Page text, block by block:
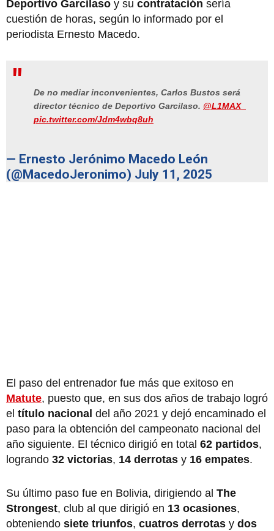
Deportivo Garcilaso y su contratación sería
cuestión de horas, según lo informado por el
periodista Ernesto Macedo.
De no mediar inconvenientes, Carlos Bustos será
director técnico de Deportivo Garcilaso. @L1MAX_
pic.twitter.com/Jdm4wbq8uh
— Ernesto Jerónimo Macedo León
(@MacedoJeronimo) July 11, 2025
El paso del entrenador fue más que exitoso en
Matute, puesto que, en sus dos años de trabajo logró
el título nacional del año 2021 y dejó encaminado el
paso para la obtención del campeonato nacional del
año siguiente. El técnico dirigió en total 62 partidos,
logrando 32 victorias, 14 derrotas y 16 empates.
Su último paso fue en Bolivia, dirigiendo al The
Strongest, club al que dirigió en 13 ocasiones,
obteniendo siete triunfos, cuatros derrotas y dos